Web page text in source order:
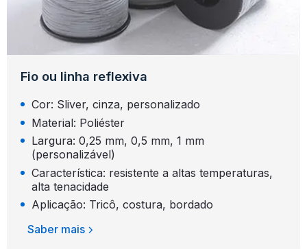
Fio ou linha reflexiva
Cor: Sliver, cinza, personalizado
Material: Poliéster
Largura: 0,25 mm, 0,5 mm, 1 mm
(personalizável)
Característica: resistente a altas temperaturas,
alta tenacidade
Aplicação: Tricô, costura, bordado
Saber mais